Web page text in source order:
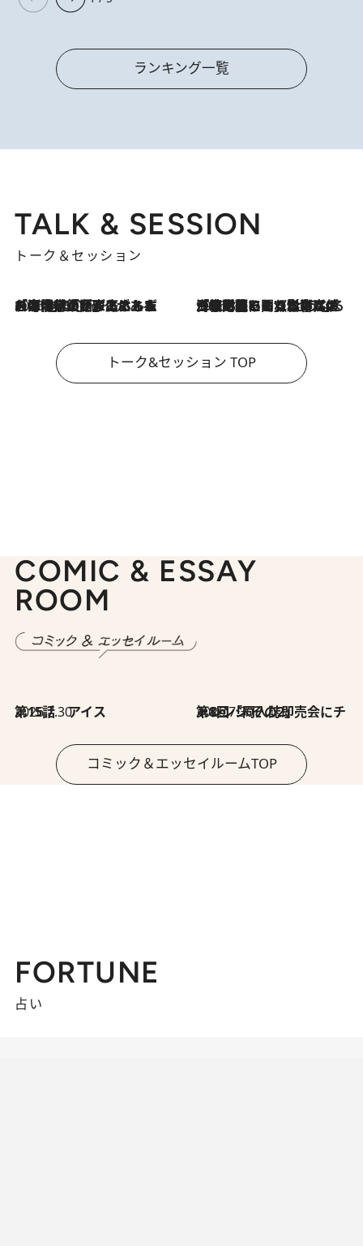
ランキング一覧
TALK & SESSION
トーク＆セッション
2026.8.3
「今後値上げがあるとすれば…」「リスクがあるのは今年の冬」エネルギー専門家が語る、ホルムズ海峡封鎖が家庭にもたらす“ある心配” 2026.8.3
「住宅建てられない…」「サーチャージ料の高値が続いている」ホルムズ海峡封鎖による影響はいつまで続く？《エネルギー専門家に聞く“どうなる日本の暮らし”》
トーク&セッション TOP
COMIC & ESSAY
ROOM
2026.7.30
第15話 アイス 2026.7.30
第8回「同人誌即売会にチャレンジ その2」
コミック＆エッセイルームTOP
FORTUNE
占い